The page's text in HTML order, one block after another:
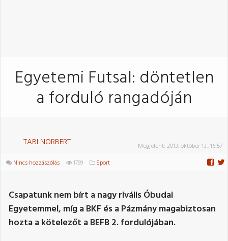
Egyetemi Futsal: döntetlen
a forduló rangadóján
TABI NORBERT Megjelent: 2013. október 13., 16:57
Nincs hozzászólás 1799 Sport
Csapatunk nem bírt a nagy rivális Óbudai
Egyetemmel, míg a BKF és a Pázmány magabiztosan
hozta a kötelezőt a BEFB 2. fordulójában.